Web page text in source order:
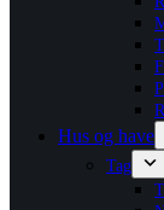
Hus og have
Tag